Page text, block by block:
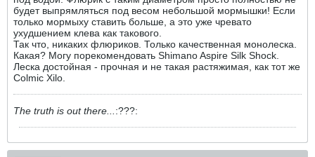
будет выпрямляться под весом небольшой мормышки! Если
только мормыху ставить больше, а это уже чревато
ухудшением клева как такового.
Так что, никаких флюриков. Только качественная монолеска.
Какая? Могу порекомендовать Shimano Aspire Silk Shock.
Леска достойная - прочная и не такая растяжимая, как тот же
Colmic Xilo.
The truth is out there... :???: